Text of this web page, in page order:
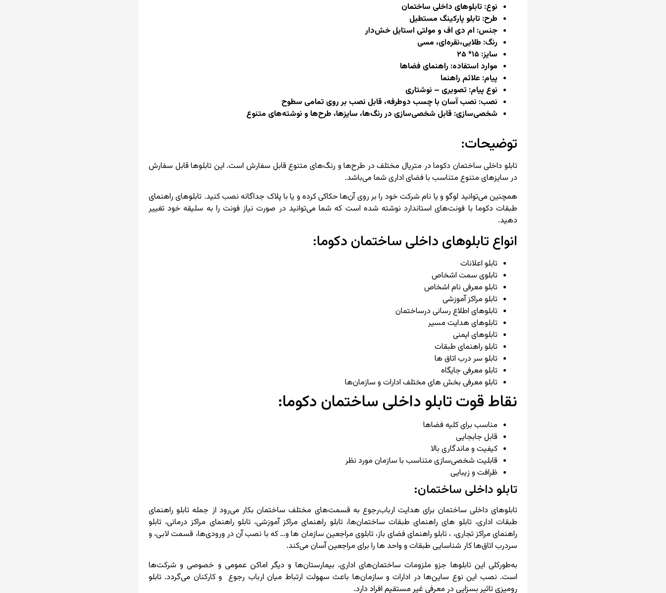
نوع: تابلوهای داخلی ساختمان
طرح: تابلو پارکینگ مستطیل
جنس: ام دی اف و مولتی استایل خش‌دار
رنگ: طلایی،نقره‌ای، مسی
سایز: ۱۵* ۲۵
موارد استفاده: راهنمای فضاها
پیام: علائم راهنما
نوع پیام: تصویری – نوشتاری
نصب: نصب آسان با چسب دو‌طرفه، قابل نصب بر روی تمامی سطوح
شخصی‌سازی: قابل شخصی‌سازی در رنگ‌ها، سایزها، طرح‌ها و نوشته‌های متنوع
توضیحات:
تابلو داخلی ساختمان دکوما در متریال مختلف در طرح‌ها و رنگ‌های متنوع قابل سفارش است. این تابلوها قابل سفارش
در سایزهای متنوع متناسب با فضای اداری شما می‌باشد.
همچنین می‌توانید لوگو و یا نام شرکت خود را بر روی آن‌ها حکاکی کرده و یا با پلاک جداگانه نصب کنید. تابلوهای راهنمای
طبقات دکوما با فونت‌های استاندارد نوشته شده است که شما می‌توانید در صورت نیاز فونت را به سلیقه خود تغییر
دهید.
انواع تابلوهای داخلی ساختمان دکوما:
تابلو اعلانات
تابلوی سمت اشخاص
تابلو معرفی نام اشخاص
تابلو مراکز آموزشی
تابلوهای اطلاع رسانی درساختمان
تابلوهای هدایت مسیر
تابلوهای ایمنی
تابلو راهنمای طبقات
تابلو سر درب اتاق ها
تابلو معرفی جایگاه
تابلو معرفی بخش های مختلف ادارات و سازمان‌ها
نقاط قوت تابلو داخلی ساختمان دکوما:
مناسب برای کلیه فضاها
قابل جابجایی
کیفیت و ماندگاری بالا
قابلیت شخصی‌سازی متناسب با سازمان مورد نظر
ظرافت و زیبایی
تابلو داخلی ساختمان:
تابلوهای داخلی ساختمان برای هدایت ارباب‌رجوع به قسمت‌های مختلف ساختمان بکار می‌رود از جمله تابلو راهنمای
طبقات اداری، تابلو های راهنمای طبقات ساختمان‌ها، تابلو راهنمای مراکز آموزشی، تابلو راهنمای مراکز درمانی، تابلو
راهنمای مراکز تجاری، ، تابلو راهنمای فضای باز، تابلوی مراجعین سازمان ها و… که با نصب آن در ورودی‌ها، قسمت لابی، و
سردرب اتاق‌ها کار شناسایی طبقات و واحد ها را برای مراجعین آسان می‌کند.
به‌طورکلی این تابلوها جزو ملزومات ساختمان‌های اداری، بیمارستان‌ها و دیگر اماکن عمومی و خصوصی و شرکت‌ها
است. نصب این نوع ساین‌ها در ادارات و سازمان‌ها باعث سهولت ارتباط میان ارباب رجوع و کارکنان می‌گردد. تابلو
رومیزی تاثیر بسزایی در معرفی غیر مستقیم افراد دارد.